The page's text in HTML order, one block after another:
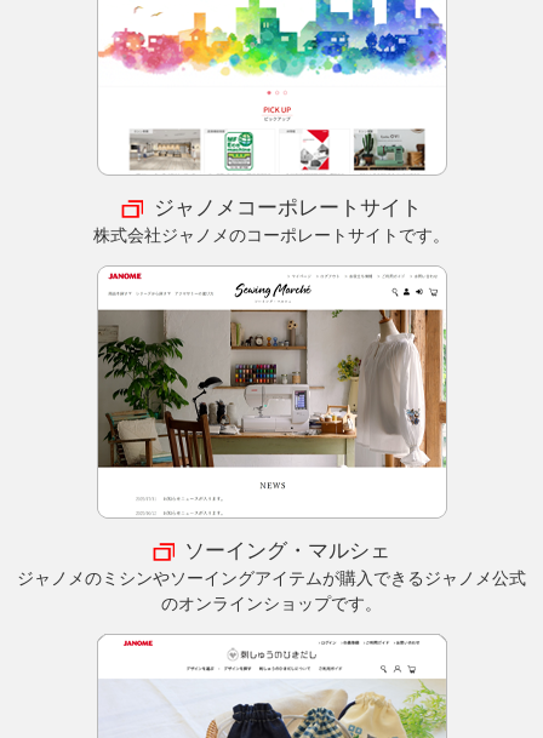
ジャノメコーポレートサイト
株式会社ジャノメのコーポレートサイトです。
ソーイング・マルシェ
ジャノメのミシンやソーイングアイテムが購入できるジャノメ公式
のオンラインショップです。